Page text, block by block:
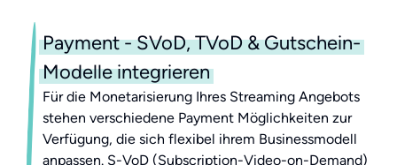
Payment - SVoD, TVoD & Gutschein-
Modelle integrieren
Für die Monetarisierung Ihres Streaming Angebots
stehen verschiedene Payment Möglichkeiten zur
Verfügung, die sich flexibel ihrem Businessmodell
anpassen. S-VoD (Subscription-Video-on-Demand)